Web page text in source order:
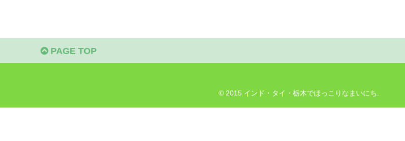
PAGE TOP
© 2015 インド・タイ・栃木でほっこりなまいにち.